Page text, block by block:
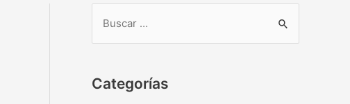
c
Categorías